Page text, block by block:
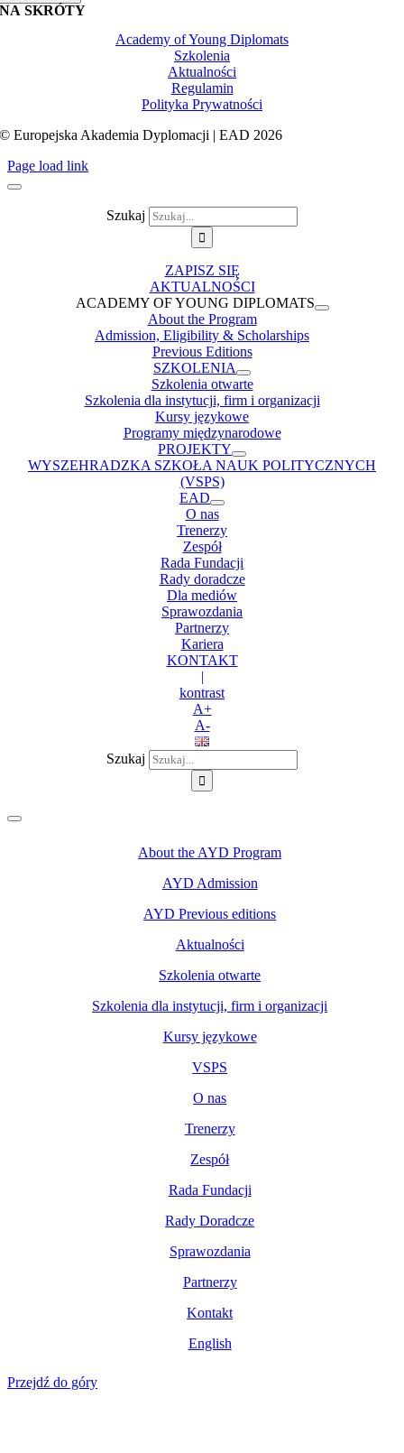
NA SKRÓTY
Academy of Young Diplomats
Szkolenia
Aktualności
Regulamin
Polityka Prywatności
© Europejska Akademia Dyplomacji | EAD 2026
Page load link
Szukaj
ZAPISZ SIĘ
AKTUALNOŚCI
ACADEMY OF YOUNG DIPLOMATS
About the Program
Admission, Eligibility & Scholarships
Previous Editions
SZKOLENIA
Szkolenia otwarte
Szkolenia dla instytucji, firm i organizacji
Kursy językowe
Programy międzynarodowe
PROJEKTY
WYSZEHRADZKA SZKOŁA NAUK POLITYCZNYCH
(VSPS)
EAD
O nas
Trenerzy
Zespół
Rada Fundacji
Rady doradcze
Dla mediów
Sprawozdania
Partnerzy
Kariera
KONTAKT
|
kontrast
A+
A-
Szukaj
About the AYD Program
AYD Admission
AYD Previous editions
Aktualności
Szkolenia otwarte
Szkolenia dla instytucji, firm i organizacji
Kursy językowe
VSPS
O nas
Trenerzy
Zespół
Rada Fundacji
Rady Doradcze
Sprawozdania
Partnerzy
Kontakt
English
Przejdź do góry